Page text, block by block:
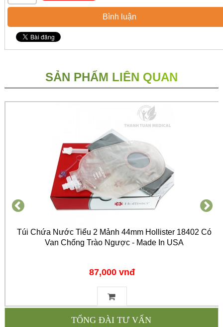
Bình luận
SẢN PHẨM LIÊN QUAN
Túi Chứa Nước Tiểu 2 Mảnh 44mm Hollister 18402 Có
Van Chống Trào Ngược - Made In USA
87,000 vnđ
TỔNG ĐÀI TƯ VẤN